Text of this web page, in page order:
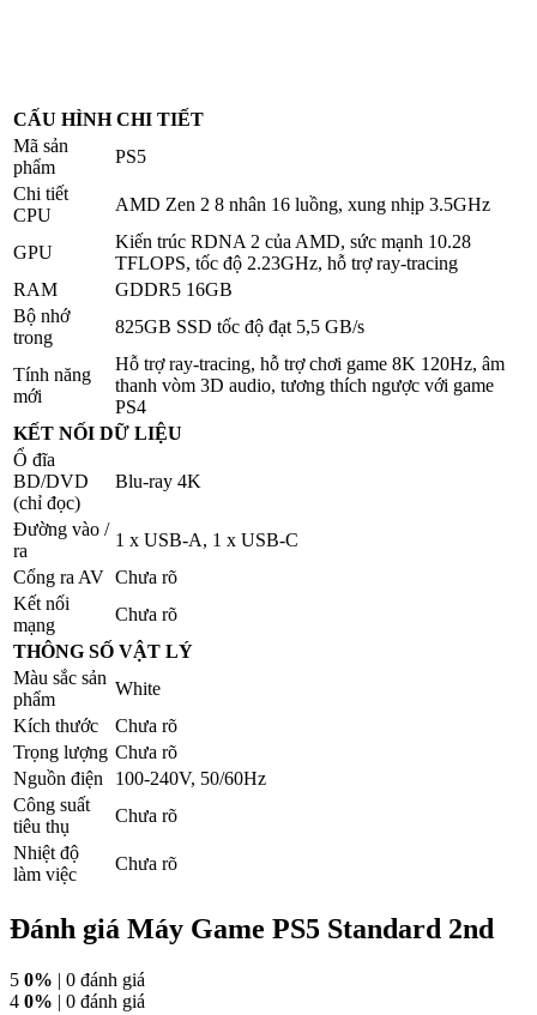
CẤU HÌNH CHI TIẾT
Mã sản
phẩm
PS5
Chi tiết
CPU
AMD Zen 2 8 nhân 16 luồng, xung nhịp 3.5GHz
GPU
Kiến trúc RDNA 2 của AMD, sức mạnh 10.28
TFLOPS, tốc độ 2.23GHz, hỗ trợ ray-tracing
RAM
GDDR5 16GB
Bộ nhớ
trong
825GB SSD tốc độ đạt 5,5 GB/s
Tính năng
mới
Hỗ trợ ray-tracing, hỗ trợ chơi game 8K 120Hz, âm
thanh vòm 3D audio, tương thích ngược với game
PS4
KẾT NỐI DỮ LIỆU
Ổ đĩa
BD/DVD
(chỉ đọc)
Blu-ray 4K
Đường vào /
ra
1 x USB-A, 1 x USB-C
Cổng ra AV Chưa rõ
Kết nối
mạng
Chưa rõ
THÔNG SỐ VẬT LÝ
Màu sắc sản
phẩm
White
Kích thước
Chưa rõ
Trọng lượng Chưa rõ
Nguồn điện
100-240V, 50/60Hz
Công suất
tiêu thụ
Chưa rõ
Nhiệt độ
làm việc
Chưa rõ
Đánh giá Máy Game PS5 Standard 2nd
5 0% | 0 đánh giá
4 0% | 0 đánh giá